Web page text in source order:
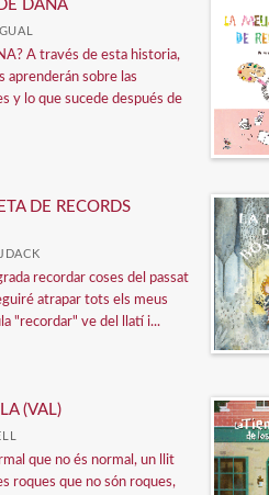
DANA
A través de esta historia,
aprenderán sobre las
y lo que sucede después de
DE RECORDS
recordar coses del passat
atrapar tots els meus
"recordar" ve del llatí i...
(VAL)
que no és normal, un llit
roques que no són roques,